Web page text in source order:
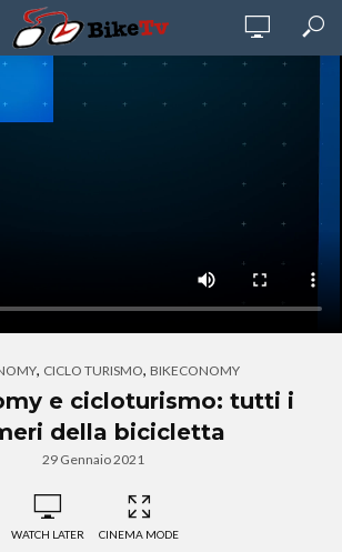
, CICLO TURISMO, BIKECONOMY
e cicloturismo: tutti i
della bicicletta
29 Gennaio 2021
WATCH LATER CINEMA MODE